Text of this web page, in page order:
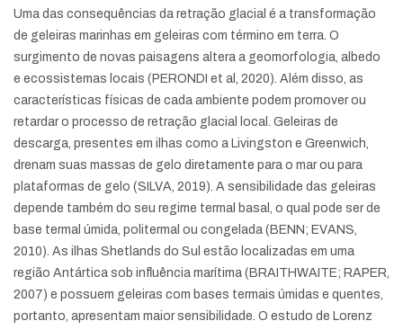
Uma das consequências da retração glacial é a transformação
de geleiras marinhas em geleiras com término em terra. O
surgimento de novas paisagens altera a geomorfologia, albedo
e ecossistemas locais (PERONDI et al, 2020). Além disso, as
características físicas de cada ambiente podem promover ou
retardar o processo de retração glacial local. Geleiras de
descarga, presentes em ilhas como a Livingston e Greenwich,
drenam suas massas de gelo diretamente para o mar ou para
plataformas de gelo (SILVA, 2019). A sensibilidade das geleiras
depende também do seu regime termal basal, o qual pode ser de
base termal úmida, politermal ou congelada (BENN; EVANS,
2010). As ilhas Shetlands do Sul estão localizadas em uma
região Antártica sob influência marítima (BRAITHWAITE; RAPER,
2007) e possuem geleiras com bases termais úmidas e quentes,
portanto, apresentam maior sensibilidade. O estudo de Lorenz